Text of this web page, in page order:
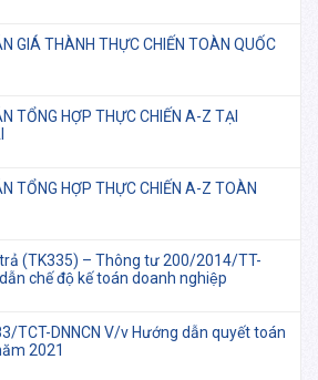
GIÁ THÀNH THỰC CHIẾN TOÀN QUỐC
TỔNG HỢP THỰC CHIẾN A-Z TẠI
TỔNG HỢP THỰC CHIẾN A-Z TOÀN
(TK335) – Thông tư 200/2014/TT-
chế độ kế toán doanh nghiệp
TCT-DNNCN V/v Hướng dẫn quyết toán
2021